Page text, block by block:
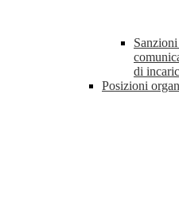
di
Posizioni